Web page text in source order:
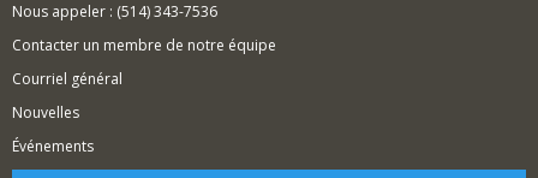
Nous appeler : (514) 343-7536
Contacter un membre de notre équipe
Courriel général
Nouvelles
Événements